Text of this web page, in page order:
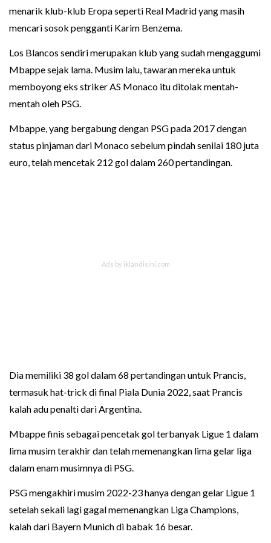
menarik klub-klub Eropa seperti Real Madrid yang masih
mencari sosok pengganti Karim Benzema.
Los Blancos sendiri merupakan klub yang sudah mengaggumi
Mbappe sejak lama. Musim lalu, tawaran mereka untuk
memboyong eks striker AS Monaco itu ditolak mentah-
mentah oleh PSG.
Mbappe, yang bergabung dengan PSG pada 2017 dengan
status pinjaman dari Monaco sebelum pindah senilai 180 juta
euro, telah mencetak 212 gol dalam 260 pertandingan.
Dia memiliki 38 gol dalam 68 pertandingan untuk Prancis,
termasuk hat-trick di final Piala Dunia 2022, saat Prancis
kalah adu penalti dari Argentina.
Mbappe finis sebagai pencetak gol terbanyak Ligue 1 dalam
lima musim terakhir dan telah memenangkan lima gelar liga
dalam enam musimnya di PSG.
PSG mengakhiri musim 2022-23 hanya dengan gelar Ligue 1
setelah sekali lagi gagal memenangkan Liga Champions,
kalah dari Bayern Munich di babak 16 besar.